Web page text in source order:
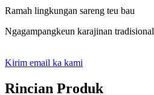
Ramah lingkungan sareng teu bau
Ngagampangkeun karajinan tradisional
Kirim email ka kami
Rincian Produk